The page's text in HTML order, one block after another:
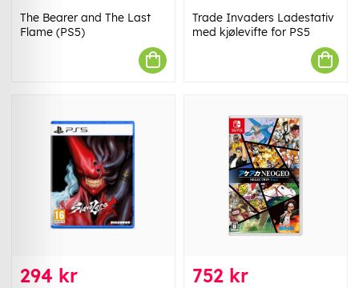
The Bearer and The Last
Flame (PS5)
Trade Invaders Ladestativ
med kjølevifte for PS5
294 kr 752 kr